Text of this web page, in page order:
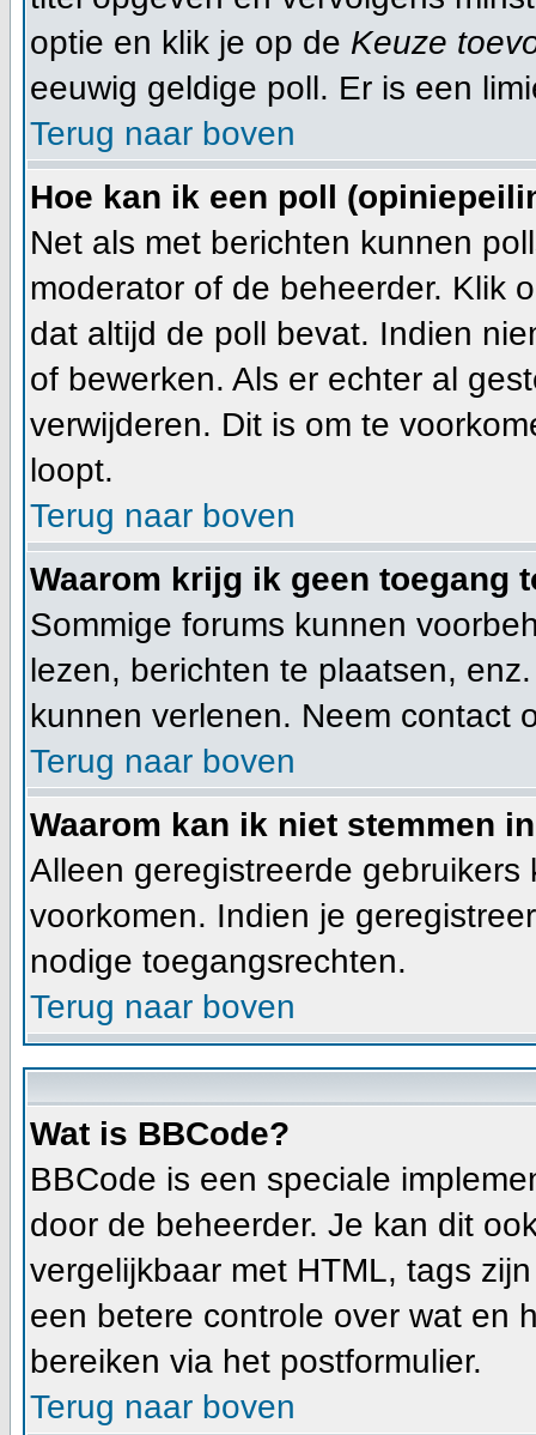
optie en klik je op de Keuze
eeuwig geldige poll. Er is een
Terug naar boven
Hoe kan ik een poll
Net als met berichten kunnen
moderator of de beheerder. Klik
dat altijd de poll bevat. Indien
of bewerken. Als er echter al
verwijderen. Dit is om te
loopt.
Terug naar boven
Waarom krijg ik geen toegang
Sommige forums kunnen
lezen, berichten te plaatsen,
kunnen verlenen. Neem contact
Terug naar boven
Waarom kan ik niet stemmen
Alleen geregistreerde
voorkomen. Indien je
nodige toegangsrechten.
Terug naar boven
Wat is BBCode?
BBCode is een speciale
door de beheerder. Je kan dit
vergelijkbaar met HTML, tags
een betere controle over wat en
bereiken via het postformulier.
Terug naar boven